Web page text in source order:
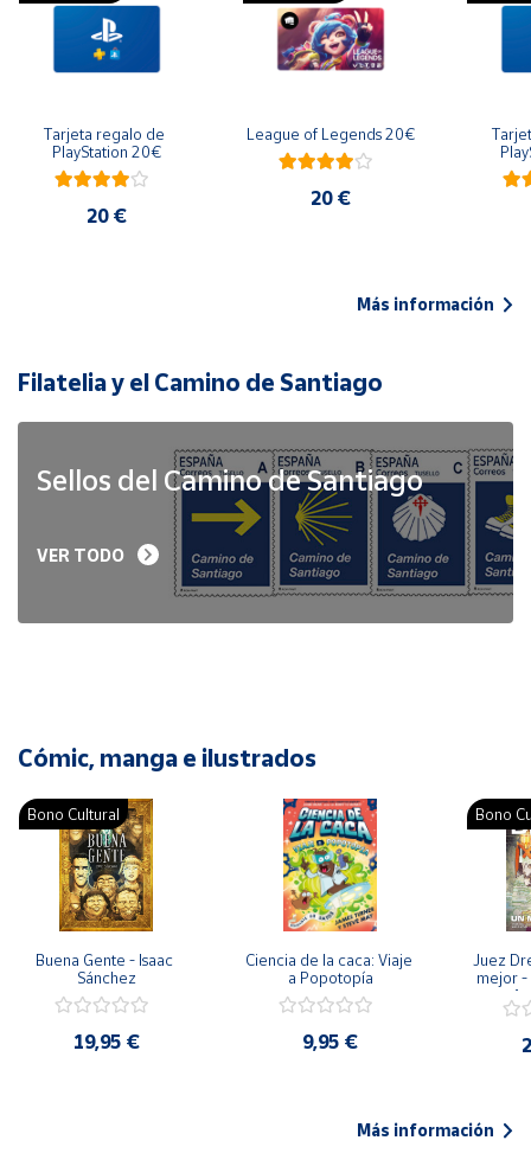
Tarjeta regalo de
PlayStation 20€
20 €
League of Legends 20€
20 €
Más información
Filatelia y el Camino de Santiago
Sellos del Camino de Santiago
VER TODO
Cómic, manga e ilustrados
Bono Cultural
Buena Gente - Isaac
Sánchez
19,95 €
Ciencia de la caca: Viaje
a Popotopía
9,95 €
Bono
Juez
mejor -
Más información